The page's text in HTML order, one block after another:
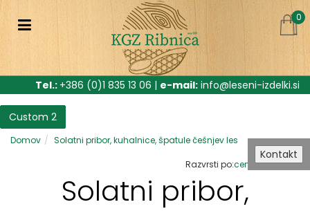
Kontakt
0
Tel.: +386 (0)1 835 13 06 | e-mail: info@leseni-izdelki.si
Custom 2
Domov Solatni pribor, kuhalnice, špatule češnjev les
Razvrsti po:ceni nazivu
Solatni pribor,